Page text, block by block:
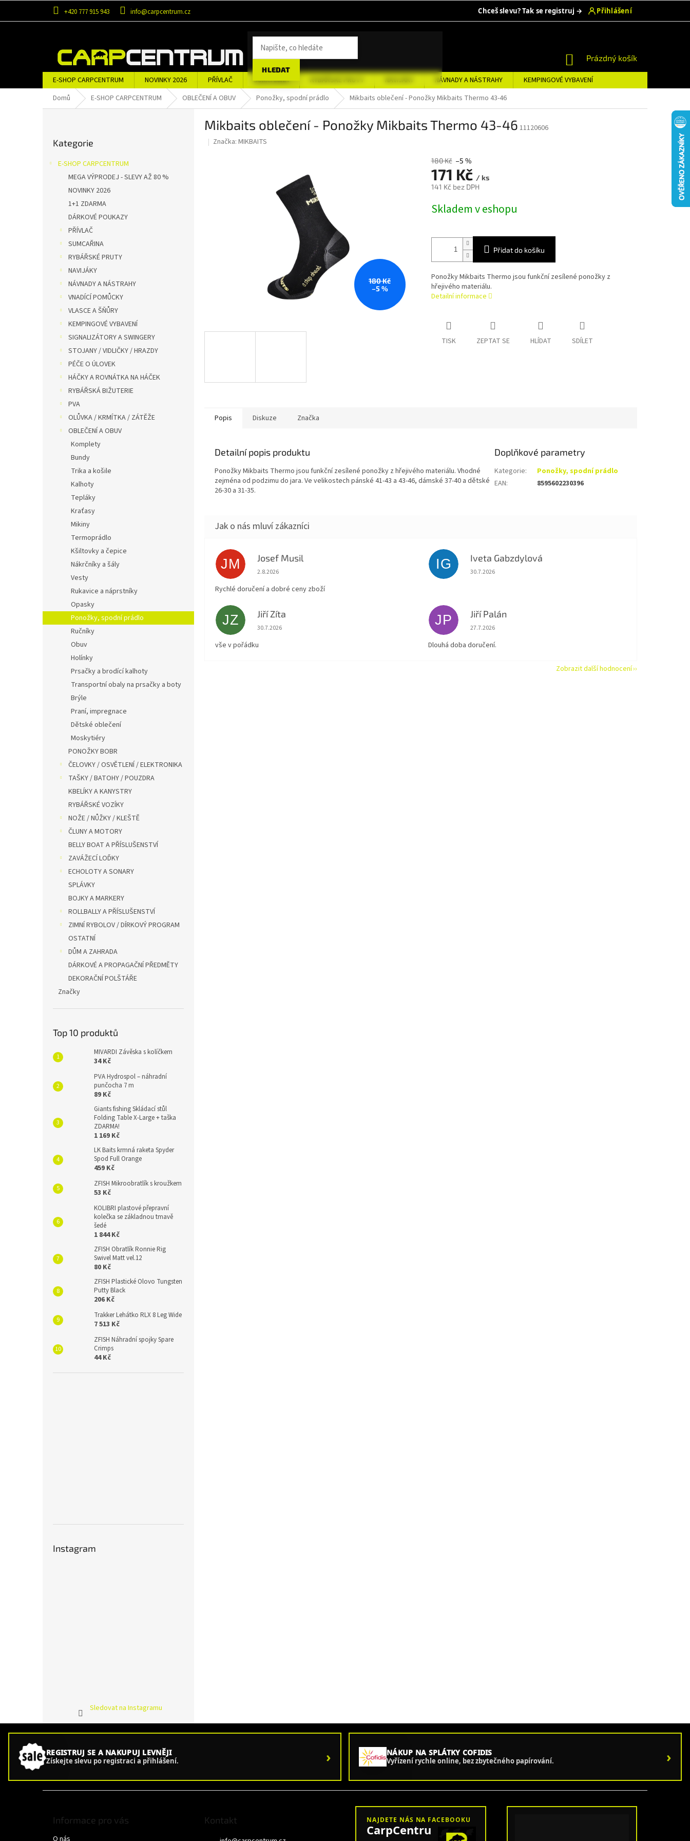
obsah
+420 777 915 943 info@carpcentrum.cz
HLEDAT
NÁKUPNÍ
KOŠÍK
Prázdný košík
E-SHOP CARPCENTRUM NOVINKY 2026 PŘÍVLAČ SUMCAŘINA RYBÁŘSKÉ PRUTY NAVIJÁKY NÁVNADY A NÁSTRAHY
KEMPINGOVÉ VYBAVENÍ
OBLEČENÍ A OBUV
ZNAČKY
Domů E-SHOP CARPCENTRUM OBLEČENÍ A OBUV Ponožky, spodní prádlo Mikbaits oblečení - Ponožky Mikbaits Thermo 43-46
kategorie
Kategorie
E-SHOP CARPCENTRUM
MEGA VÝPRODEJ - SLEVY AŽ 80 %
NOVINKY 2026
1+1 ZDARMA
DÁRKOVÉ POUKAZY
PŘÍVLAČ
SUMCAŘINA
RYBÁŘSKÉ PRUTY
NAVIJÁKY
NÁVNADY A NÁSTRAHY
VNADÍCÍ POMŮCKY
VLASCE A ŠŇŮRY
KEMPINGOVÉ VYBAVENÍ
SIGNALIZÁTORY A SWINGERY
STOJANY / VIDLIČKY / HRAZDY
PÉČE O ÚLOVEK
HÁČKY A ROVNÁTKA NA HÁČEK
RYBÁŘSKÁ BIŽUTERIE
PVA
OLŮVKA / KRMÍTKA / ZÁTĚŽE
OBLEČENÍ A OBUV
Komplety
Bundy
Trika a košile
Kalhoty
Tepláky
Kraťasy
Mikiny
Termoprádlo
Kšiltovky a čepice
Nákrčníky a šály
Vesty
Rukavice a náprstníky
Opasky
Ponožky, spodní prádlo
Ručníky
Obuv
Holínky
Prsačky a brodící kalhoty
Transportní obaly na prsačky a boty
Brýle
Praní, impregnace
Dětské oblečení
Moskytiéry
PONOŽKY BOBR
ČELOVKY / OSVĚTLENÍ / ELEKTRONIKA
TAŠKY / BATOHY / POUZDRA
KBELÍKY A KANYSTRY
RYBÁŘSKÉ VOZÍKY
NOŽE / NŮŽKY / KLEŠTĚ
ČLUNY A MOTORY
BELLY BOAT A PŘÍSLUŠENSTVÍ
ZAVÁŽECÍ LOĎKY
ECHOLOTY A SONARY
SPLÁVKY
BOJKY A MARKERY
ROLLBALLY A PŘÍSLUŠENSTVÍ
ZIMNÍ RYBOLOV / DÍRKOVÝ PROGRAM
OSTATNÍ
DŮM A ZAHRADA
DÁRKOVÉ A PROPAGAČNÍ PŘEDMĚTY
DEKORAČNÍ POLŠTÁŘE
Značky
Top 10 produktů
MIVARDI Závěska s kolíčkem
34 Kč
PVA Hydrospol – náhradní
punčocha 7 m
89 Kč
Giants fishing Skládací stůl
Folding Table X-Large + taška
ZDARMA!
1 169 Kč
LK Baits krmná raketa Spyder
Spod Full Orange
459 Kč
ZFISH Mikroobratlík s kroužkem
53 Kč
KOLIBRI plastové přepravní
kolečka se základnou tmavě
šedé
1 844 Kč
ZFISH Obratlík Ronnie Rig
Swivel Matt vel.12
80 Kč
ZFISH Plastické Olovo Tungsten
Putty Black
206 Kč
Trakker Lehátko RLX 8 Leg Wide
7 513 Kč
ZFISH Náhradní spojky Spare
Crimps
44 Kč
Instagram
Sledovat na Instagramu
Mikbaits oblečení - Ponožky Mikbaits Thermo 43-46 11120606
Značka: MIKBAITS
180 Kč
–5 %
180 Kč –5 %
171 Kč / ks
141 Kč bez DPH
cena:
Skladem v eshopu
Přidat do košíku
Ponožky Mikbaits Thermo jsou funkční zesílené ponožky z
hřejivého materiálu.
Detailní informace
TISK ZEPTAT SE HLÍDAT SDÍLET
Popis Diskuze Značka
Detailní popis produktu
Ponožky Mikbaits Thermo jsou funkční zesílené ponožky z hřejivého materiálu. Vhodné
zejména od podzimu do jara. Ve velikostech pánské 41-43 a 43-46, dámské 37-40 a dětské
26-30 a 31-35.
Doplňkové parametry
Kategorie:
Ponožky, spodní prádlo
EAN: 8595602230396
JM Josef Musil
Hodnocení obchodu je 5 z 5 hvězdiček.
2.8.2026
Rychlé doručení a dobré ceny zboží
IG Iveta Gabzdylová
Hodnocení obchodu je 5 z 5 hvězdiček.
30.7.2026
JZ Jiří Zíta
Hodnocení obchodu je 5 z 5 hvězdiček.
30.7.2026
vše v pořádku
JP Jiří Palán
Hodnocení obchodu je 5 z 5 hvězdiček.
27.7.2026
Dlouhá doba doručení.
Zobrazit další hodnocení
REGISTRUJ SE A NAKUPUJ LEVNĚJI
Získejte slevu po registraci a přihlášení. › NÁKUP NA SPLÁTKY COFIDIS
Vyřízení rychle online, bez zbytečného papírování. ›
Informace pro vás
O nás
Kontakt NAJDETE NÁS NA FACEBOOKU
CarpCentru